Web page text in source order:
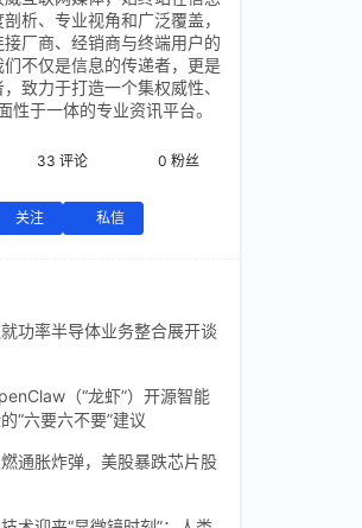
析、专业视角和广泛覆盖，
厂商、经销商与终端用户的
们不仅是信息的传递者，更是
致力于打造一个集权威性、
性于一体的专业资讯平台。
33 评论 0 粉丝
关注 私信
功率半导体业务整合展开谈
（“龙虾”）开源智能
“六要六不要”建议
通胀炸弹，美股暴跌芯片股